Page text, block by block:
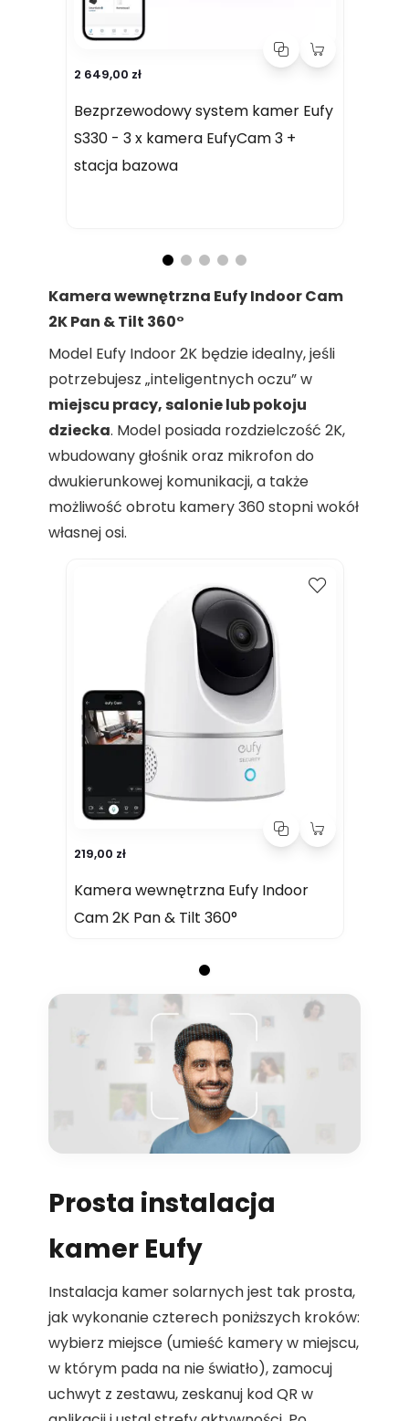
2 649,00 zł
Bezprzewodowy system kamer Eufy
S330 - 3 x kamera EufyCam 3 +
stacja bazowa
Kamera wewnętrzna Eufy Indoor Cam
2K Pan & Tilt 360°
Model Eufy Indoor 2K będzie idealny, jeśli
potrzebujesz „inteligentnych oczu” w
miejscu pracy, salonie lub pokoju
dziecka. Model posiada rozdzielczość 2K,
wbudowany głośnik oraz mikrofon do
dwukierunkowej komunikacji, a także
możliwość obrotu kamery 360 stopni wokół
własnej osi.
219,00 zł
Kamera wewnętrzna Eufy Indoor
Cam 2K Pan & Tilt 360°
Prosta instalacja
kamer Eufy
Instalacja kamer solarnych jest tak prosta,
jak wykonanie czterech poniższych kroków:
wybierz miejsce (umieść kamery w miejscu,
w którym pada na nie światło), zamocuj
uchwyt z zestawu, zeskanuj kod QR w